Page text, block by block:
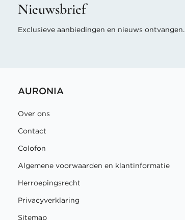
Nieuwsbrief
Exclusieve aanbiedingen en nieuws ontvangen.
AURONIA
Over ons
Contact
Colofon
Algemene voorwaarden en klantinformatie
Herroepingsrecht
Privacyverklaring
Sitemap